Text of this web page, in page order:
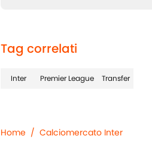
Tag correlati
Inter Premier League Transfer
Home / Calciomercato Inter